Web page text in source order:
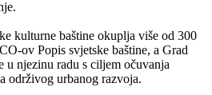
kulturne baštine okuplja više od 300
ov Popis svjetske baštine, a Grad
njezinu radu s ciljem očuvanja
održivog urbanog razvoja.